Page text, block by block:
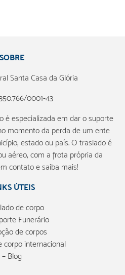
SOBRE
Santa Casa da Glória
0001-43
é especializada em dar o suporte
momento da perda de um ente
estado ou país. O traslado é
aéreo, com a frota própria da
contato e saiba mais!
ÚTEIS
de corpo
Funerário
de corpos
corpo internacional
– Blog